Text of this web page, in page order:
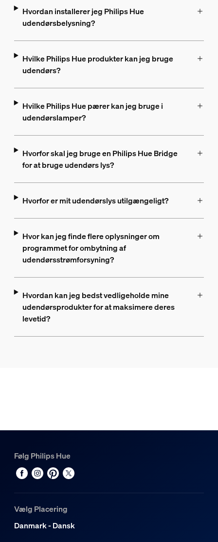
Hvordan installerer jeg Philips Hue
udendørsbelysning?
Hvilke Philips Hue produkter kan jeg bruge
udendørs?
Hvilke Philips Hue pærer kan jeg bruge i
udendørslamper?
Hvorfor skal jeg bruge en Philips Hue Bridge
for at bruge udendørs lys?
Hvorfor er mit udendørslys utilgængeligt?
Hvor kan jeg finde flere oplysninger om
programmet for ombytning af
udendørsstrømforsyning?
Hvordan kan jeg bedst vedligeholde mine
udendørsprodukter for at maksimere deres
levetid?
Følg Philips Hue
Vælg Placering
Danmark - Dansk